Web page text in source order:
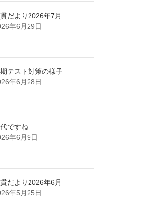
だより2026年7月
年6月29日
テスト対策の様子
年6月28日
ですね…
年6月9日
だより2026年6月
年5月25日